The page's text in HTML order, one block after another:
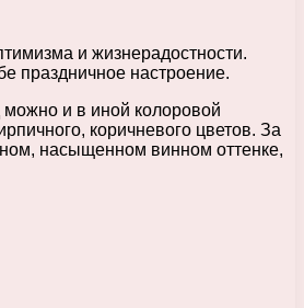
и жизнерадостности.
праздничное настроение.
можно и в иной колоровой
коричневого цветов. За
насыщенном винном оттенке,